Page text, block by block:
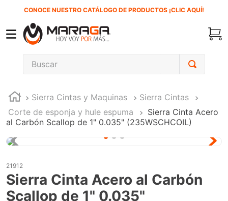
CONOCE NUESTRO CATÁLOGO DE PRODUCTOS ¡CLIC AQUÍ!
Buscar
Sierra Cintas y Maquinas
Sierra Cintas
Corte de esponja y hule espuma
Sierra Cinta Acero
al Carbón Scallop de 1" 0.035" (235WSCHCOIL)
21912
Sierra Cinta Acero al Carbón
Scallop de 1" 0.035"
1.
carbones
2.
inversora
3.
interruptor
6.
lenox